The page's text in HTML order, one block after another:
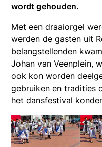
wordt gehouden.
Met een draaiorgel
werden de gasten uit
belangstellenden
Johan van Veenplein,
ook kon worden
gebruiken en tradities
het dansfestival